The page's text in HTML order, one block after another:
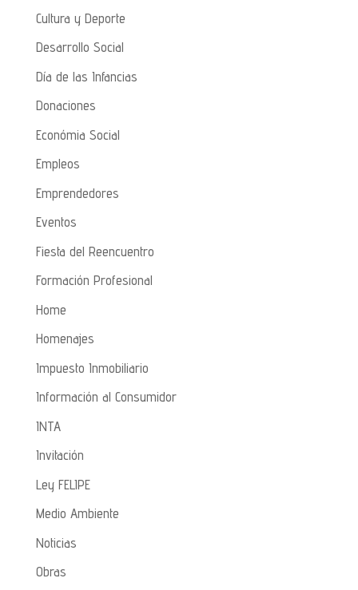
Cultura y Deporte
Desarrollo Social
Día de las Infancias
Donaciones
Económia Social
Empleos
Emprendedores
Eventos
Fiesta del Reencuentro
Formación Profesional
Home
Homenajes
Impuesto Inmobiliario
Información al Consumidor
INTA
Invitación
Ley FELIPE
Medio Ambiente
Noticias
Obras